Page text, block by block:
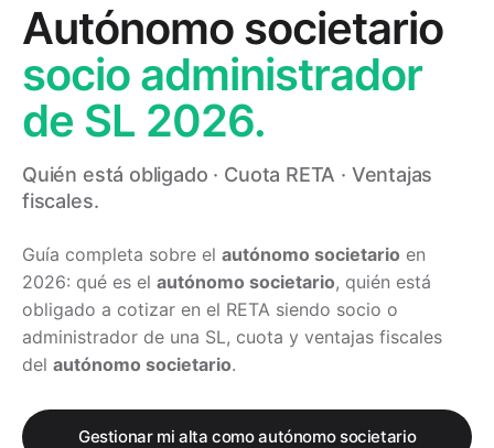
Autónomo societario
socio administrador
de SL 2026.
Quién está obligado · Cuota RETA · Ventajas
fiscales.
Guía completa sobre el autónomo societario en
2026: qué es el autónomo societario, quién está
obligado a cotizar en el RETA siendo socio o
administrador de una SL, cuota y ventajas fiscales
del autónomo societario.
Gestionar mi alta como autónomo societario